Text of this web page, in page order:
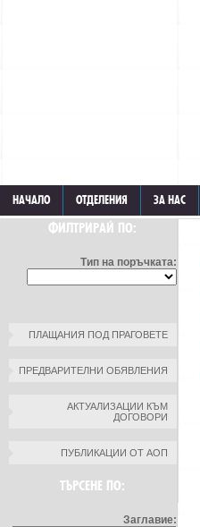
НАЧАЛО ОТДЕЛЕНИЯ ЗА НАС
ФИЛТРИРАЙ ПО:
Тип на поръчката:
ПЛАЩАНИЯ ПОД ПРАГОВЕТЕ
ПРЕДВАРИТЕЛНИ ОБЯВЛЕНИЯ
АКТУАЛИЗАЦИИ КЪМ
ДОГОВОРИ
ПУБЛИКАЦИИ ОТ АОП
ТЪРСЕНЕ ПО:
Заглавие: